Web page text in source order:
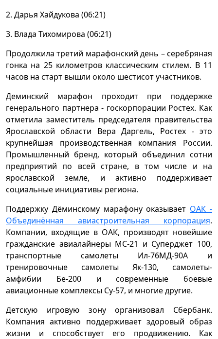
2. Дарья Хайдукова (06:21)
3. Влада Тихомирова (06:21)
Продолжила третий марафонский день – серебряная
гонка на 25 километров классическим стилем. В 11
часов на старт вышли около шестисот участников.
Деминский марафон проходит при поддержке
генерального партнера - госкорпорации Ростех. Как
отметила заместитель председателя правительства
Ярославской области Вера Даргель, Ростех - это
крупнейшая производственная компания России.
Промышленный бренд, который объединил сотни
предприятий по всей стране, в том числе и на
ярославской земле, и активно поддерживает
социальные инициативы региона.
Поддержку Дёминскому марафону оказывает ОАК -
Объединённая авиастроительная корпорация.
Компании, входящие в ОАК, производят новейшие
гражданские авиалайнеры МС-21 и Суперджет 100,
транспортные самолеты Ил-76МД-90А и
тренировочные самолеты Як-130, самолеты-
амфибии Бе-200 и современные боевые
авиационные комплексы Су-57, и многие другие.
Детскую игровую зону организовал Сбербанк.
Компания активно поддерживает здоровый образ
жизни и способствует его продвижению. Как